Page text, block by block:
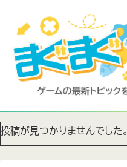
投稿が見つかりませんでした。